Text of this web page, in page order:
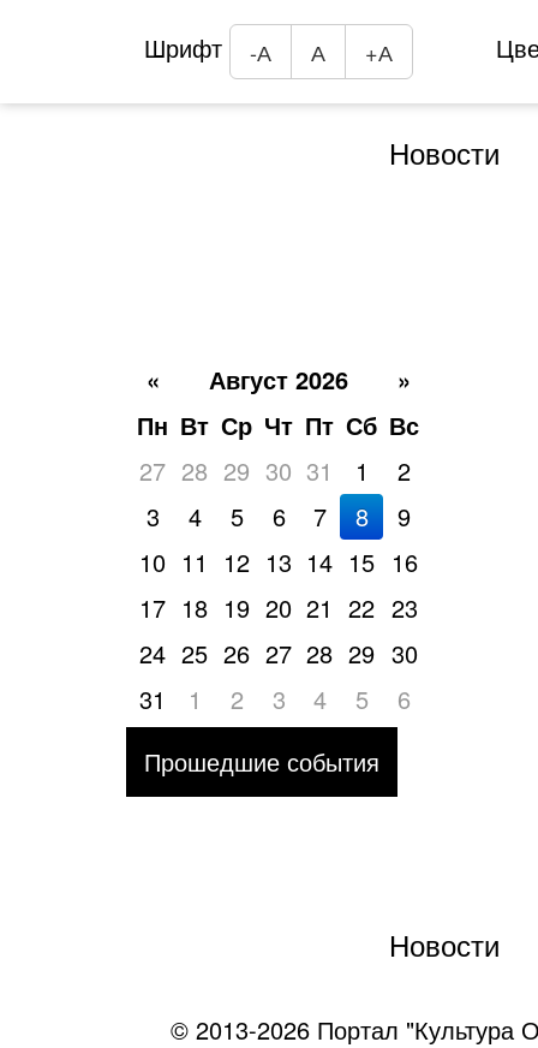
Шрифт -А А +А
Новости
« Август 2026
»
Пн Вт Ср Чт Пт Сб Вс
27 28 29 30 31 1
2
3
4 5 6 7 8
9
10 11 12 13 14 15 16
17 18 19 20 21 22 23
24 25 26 27 28 29 30
31
1 2 3 4 5
6
Прошедшие события
Новости
© 2013-2026 Портал "Культура